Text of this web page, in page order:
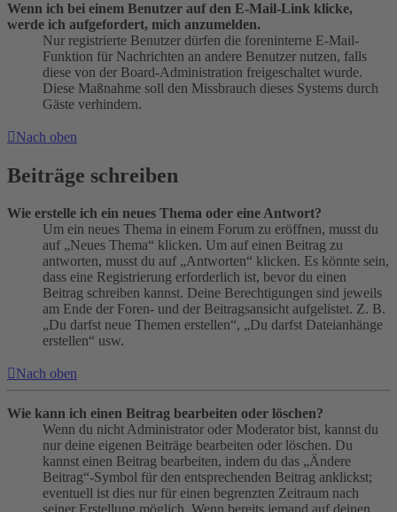
Wenn ich bei einem Benutzer auf den E-Mail-Link klicke,
werde ich aufgefordert, mich anzumelden.
Nur registrierte Benutzer dürfen die foreninterne E-Mail-
Funktion für Nachrichten an andere Benutzer nutzen, falls
diese von der Board-Administration freigeschaltet wurde.
Diese Maßnahme soll den Missbrauch dieses Systems durch
Gäste verhindern.
Nach oben
Beiträge schreiben
Wie erstelle ich ein neues Thema oder eine Antwort?
Um ein neues Thema in einem Forum zu eröffnen, musst du
auf „Neues Thema“ klicken. Um auf einen Beitrag zu
antworten, musst du auf „Antworten“ klicken. Es könnte sein,
dass eine Registrierung erforderlich ist, bevor du einen
Beitrag schreiben kannst. Deine Berechtigungen sind jeweils
am Ende der Foren- und der Beitragsansicht aufgelistet. Z. B.
„Du darfst neue Themen erstellen“, „Du darfst Dateianhänge
erstellen“ usw.
Nach oben
Wie kann ich einen Beitrag bearbeiten oder löschen?
Wenn du nicht Administrator oder Moderator bist, kannst du
nur deine eigenen Beiträge bearbeiten oder löschen. Du
kannst einen Beitrag bearbeiten, indem du das „Ändere
Beitrag“-Symbol für den entsprechenden Beitrag anklickst;
eventuell ist dies nur für einen begrenzten Zeitraum nach
seiner Erstellung möglich. Wenn bereits jemand auf deinen